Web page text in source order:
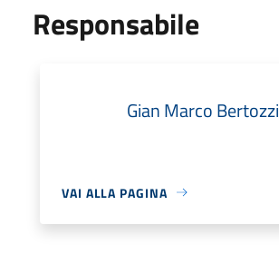
Responsabile
Gian Marco Bertozzi
VAI ALLA PAGINA